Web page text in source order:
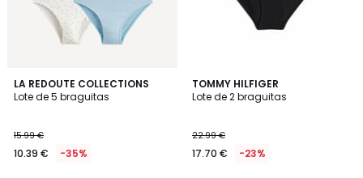
LA REDOUTE COLLECTIONS
Lote de 5 braguitas
15.99 €
10.39 € -35%
4,5
/ 5
TOMMY HILFIGER
Lote de 2 braguitas
22.99 €
17.70 € -23%